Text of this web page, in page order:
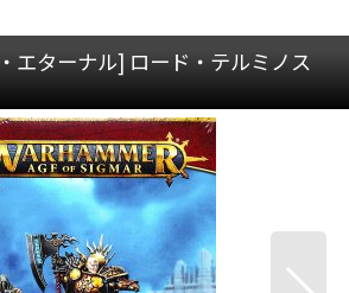
エターナル] ロード・テルミノス